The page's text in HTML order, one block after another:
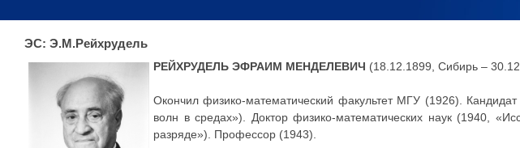
ЭС: Э.М.Рейхрудель
РЕЙХРУДЕЛЬ ЭФРАИМ МЕНДЕЛЕВИЧ (18.12.1899, Сибирь –
Окончил физико-математический факультет МГУ (1926).
волн в средах»). Доктор физико-математических наук (1940,
разряде»). Профессор (1943).